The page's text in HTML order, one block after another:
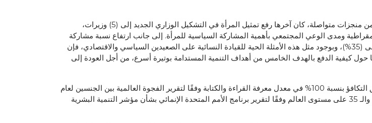
إن من الجوانب التي تستحق الإشادة، ما حققته المرأة البحرينية على مدى عقود من منجزات متواصلة، كان آخرها رفع تمثيل المرأة في التشكيل الوزاري الجديد إلى (5) وزيرات،
ومدى الوعي المجتمعي بأهمية المشاركة السياسية للمرأة. إلى جانب ارتفاع نسبة مشاركة
المرأة البحرينية هذا العام في القطاع الحكومي إلى (56%) وفي القطاع الخاص إلى (35%)، وبوجود مثل هذه الأمثلة الحية للقيادة النسائية على الصعيدين السياسي والاقتصادي، فإن
كيفية الدفع بالهدف الخامس من أهداف التنمية المستدامة بوتيرة أسرع، من أجل العودة إلى
وأغتنم هذه الفرصة لأهنئ مملكة البحرين بحصولها على المرتبة الأولى في تحقيق التكافؤ بنسبة 100% في معدل معرفة القراءة والكتابة وفقًا لتقرير الفجوة العالمية بين الجنسين لعام
2022 الصادر عن المنتدى الاقتصادي العالمي، وحصولها على المرتبة الثانية عربيًا والـ 35 على مستوى العالم وفقًا لتقرير برنامج الأمم المتحدة الإنمائي بشأن مؤشر التنمية البشرية